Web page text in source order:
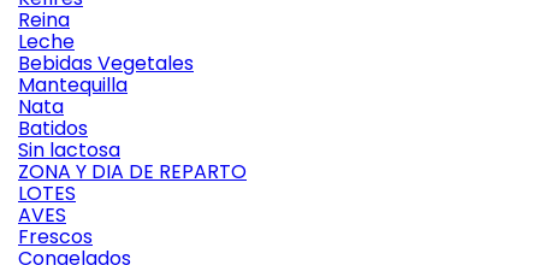
Reina
Leche
Bebidas Vegetales
Mantequilla
Nata
Batidos
Sin lactosa
ZONA Y DIA DE REPARTO
LOTES
AVES
Frescos
Congelados